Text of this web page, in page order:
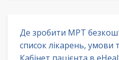
Де зробити МРТ
список лікарень, умови